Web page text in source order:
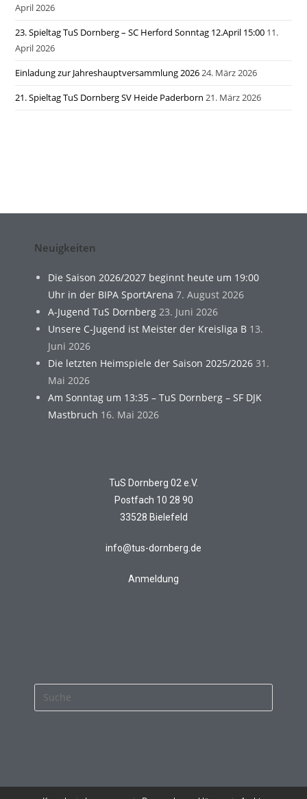
April 2026
23. Spieltag TuS Dornberg – SC Herford Sonntag 12.April 15:00 11.
April 2026
Einladung zur Jahreshauptversammlung 202624. März 2026
21. Spieltag TuS Dornberg SV Heide Paderborn 21. März 2026
Neuigkeiten
Die Saison 2026/2027 beginnt heute um 19:00
Uhr in der BIPA SportArena 7. August 2026
A-Jugend TuS Dornberg 23. Juni 2026
Unsere C-Jugend ist Meister der Kreisliga B 13.
Juni 2026
Die letzten Heimspiele der Saison 2025/2026 31.
Mai 2026
Am Sonntag um 13:35 – TuS Dornberg – SF DJK
Mastbruch 16. Mai 2026
TuS Dornberg 02 e.V.
Postfach 10 28 90
33528 Bielefeld
info@tus-dornberg.de
Anmeldung